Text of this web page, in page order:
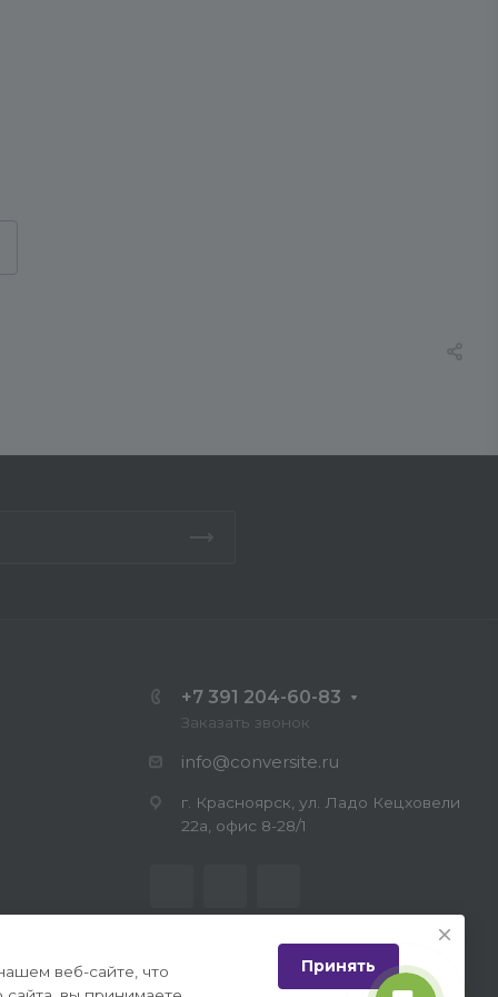
+7 391 204-60-83
Заказать звонок
info@conversite.ru
г. Красноярск, ул. Ладо Кецховели
22а, офис 8-28/1
веб-сайте, что
Принять